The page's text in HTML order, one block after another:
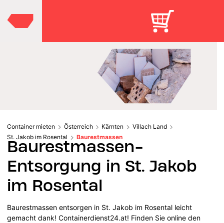
Container mieten Österreich Kärnten
Villach Land
St. Jakob im Rosental
Baurestmassen
Baurestmassen-
Entsorgung in St. Jakob
im Rosental
Baurestmassen entsorgen in St. Jakob im Rosental leicht
gemacht dank! Containerdienst24.at! Finden Sie online den